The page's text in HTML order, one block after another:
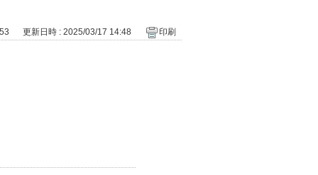
更新日時 : 2025/03/17 14:48 印刷